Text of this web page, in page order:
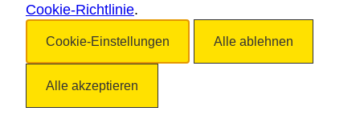
BARRIEREFREIHEIT
Cookie-Richtlinie.
Cookie-Einstellungen Alle ablehnen
Alle akzeptieren